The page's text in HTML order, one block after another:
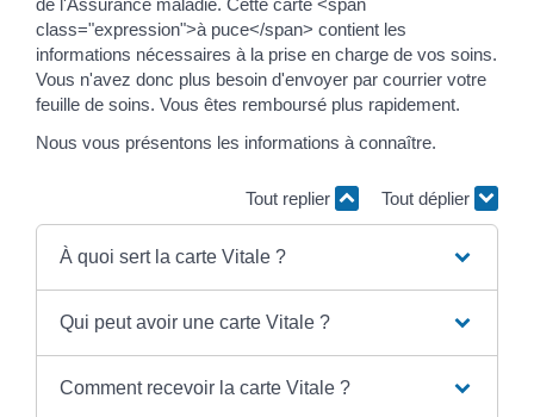
de l'Assurance maladie. Cette carte <span
class="expression">à puce</span> contient les
informations nécessaires à la prise en charge de vos soins.
Vous n'avez donc plus besoin d'envoyer par courrier votre
feuille de soins. Vous êtes remboursé plus rapidement.
Nous vous présentons les informations à connaître.
Tout replier Tout déplier
À quoi sert la carte Vitale ?
Qui peut avoir une carte Vitale ?
Comment recevoir la carte Vitale ?